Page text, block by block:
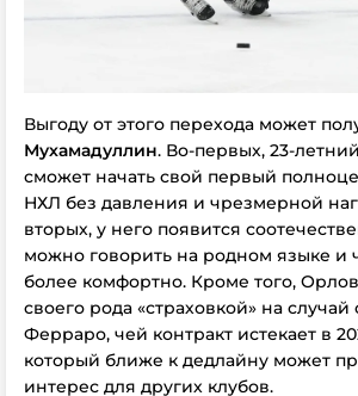
Выгоду от этого перехода может
Мухамадуллин. Во-первых, 23-
сможет начать свой первый
НХЛ без давления и чрезмерной
вторых, у него появится
можно говорить на родном языке и
более комфортно. Кроме того, Орлов
своего рода «страховкой» на
Ферраро, чей контракт истекает в
который ближе к дедлайну может
интерес для других клубов.